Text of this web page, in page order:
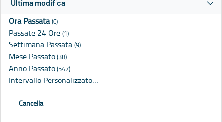
Ultima modifica
Ora Passata(0)
Passate 24 Ore (1)
Settimana Passata (9)
Mese Passato (38)
Anno Passato (547)
Intervallo Personalizzato…
Cancella